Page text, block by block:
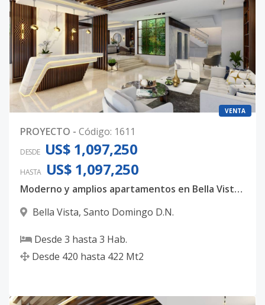
VENTA
PROYECTO - Código: 1611
DESDE US$ 1,097,250
HASTA US$ 1,097,250
Moderno y amplios apartamentos en Bella Vista, con 3 habitaciones, 3.5 baños y 4 parqueos techados
Bella Vista, Santo Domingo D.N.
Desde 3 hasta 3 Hab.
Desde 420 hasta 422 Mt2